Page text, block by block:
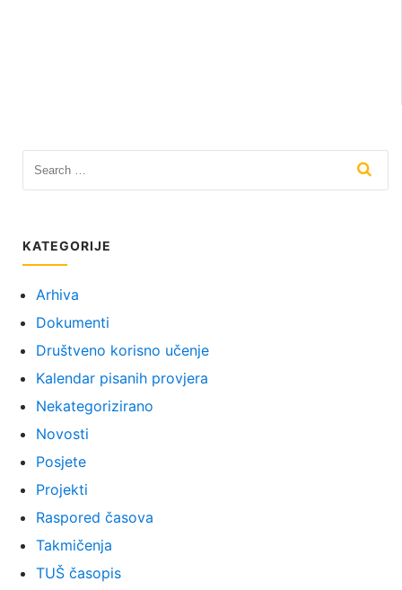
KATEGORIJE
Arhiva
Dokumenti
Društveno korisno učenje
Kalendar pisanih provjera
Nekategorizirano
Novosti
Posjete
Projekti
Raspored časova
Takmičenja
TUŠ časopis